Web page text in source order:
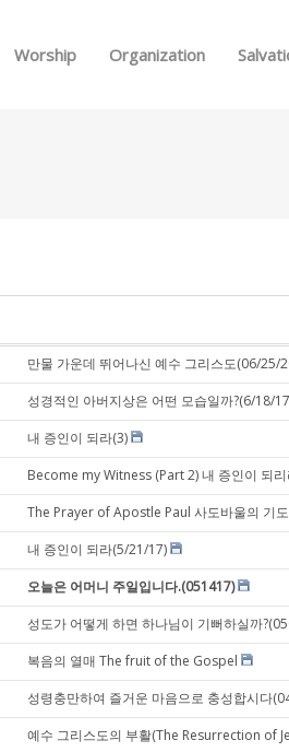
Worship Organization
만물 가운데 뛰어나신 예수 그리스도(06/25/
성경적인 아버지상은 어떤 모습일까?(6/18/
내 증인이 되라(3)
Become my Witness (Part 2) 내 증인이 되
The Prayer of Apostle Paul 사도바울의 기
내 증인이 되라(5/21/17)
오늘은 어머니 주일입니다.(051417)
성도가 어떻게 하면 하나님이 기뻐하실까
복음의 열매 The fruit of the Gospel
성령충만하여 즐거운 마음으로 충성합시다
예수 그리스도의 부활(The Resurrection of